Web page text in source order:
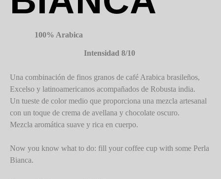
100% Arabica
Intensidad 8/10
Una combinación de finos granos de café Arabica brasileños,
Excelso y latinoamericanos acompañados de Robusta india.
Un tueste de color medio que proporciona una mezcla artesanal
con un toque de crema de avellana y chocolate oscuro.
Mezcla aromática suave y rica en cuerpo.
Now you know what to do: fill your coffee cup with some Perla
Bianca.